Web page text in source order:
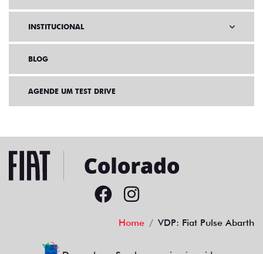
INSTITUCIONAL
BLOG
AGENDE UM TEST DRIVE
Home VDP: Fiat Pulse Abarth